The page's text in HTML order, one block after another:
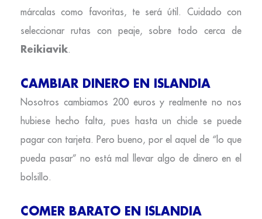
márcalas como favoritas, te será útil. Cuidado con
seleccionar rutas con peaje, sobre todo cerca de
Reikiavik.
CAMBIAR DINERO EN ISLANDIA
Nosotros cambiamos 200 euros y realmente no nos
hubiese hecho falta, pues hasta un chicle se puede
pagar con tarjeta. Pero bueno, por el aquel de “lo que
pueda pasar” no está mal llevar algo de dinero en el
bolsillo.
COMER BARATO EN ISLANDIA